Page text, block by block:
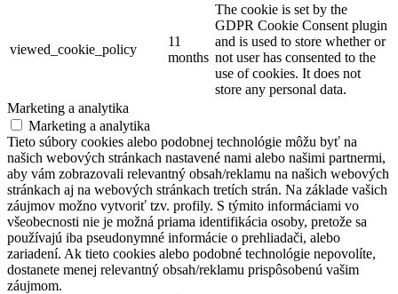
viewed_cookie_policy
11
months
The cookie is set by the
GDPR Cookie Consent plugin
and is used to store whether or
not user has consented to the
use of cookies. It does not
store any personal data.
Marketing a analytika
Marketing a analytika
Tieto súbory cookies alebo podobnej technológie môžu byť na
našich webových stránkach nastavené nami alebo našimi partnermi,
aby vám zobrazovali relevantný obsah/reklamu na našich webových
stránkach aj na webových stránkach tretích strán. Na základe vašich
záujmov možno vytvoriť tzv. profily. S týmito informáciami vo
všeobecnosti nie je možná priama identifikácia osoby, pretože sa
používajú iba pseudonymné informácie o prehliadači, alebo
zariadení. Ak tieto cookies alebo podobné technológie nepovolíte,
dostanete menej relevantný obsah/reklamu prispôsobenú vašim
záujmom.